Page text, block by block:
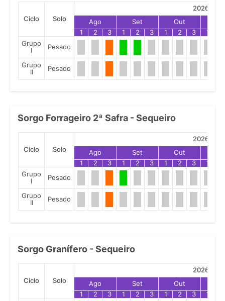
Ciclo Solo
2026
Ago
Set Out
1
2 3 1 2 3 1 2 3 1
Grupo
I
Pesado
Grupo
II
Pesado
Sorgo Forrageiro 2ª Safra - Sequeiro
Ciclo Solo
2026
Ago
Set Out
1
2 3 1 2 3 1 2 3 1
Grupo
I
Pesado
Grupo
II
Pesado
Sorgo Granífero - Sequeiro
Ciclo Solo
2026
Ago
Set Out
1
2 3 1 2 3 1 2 3 1